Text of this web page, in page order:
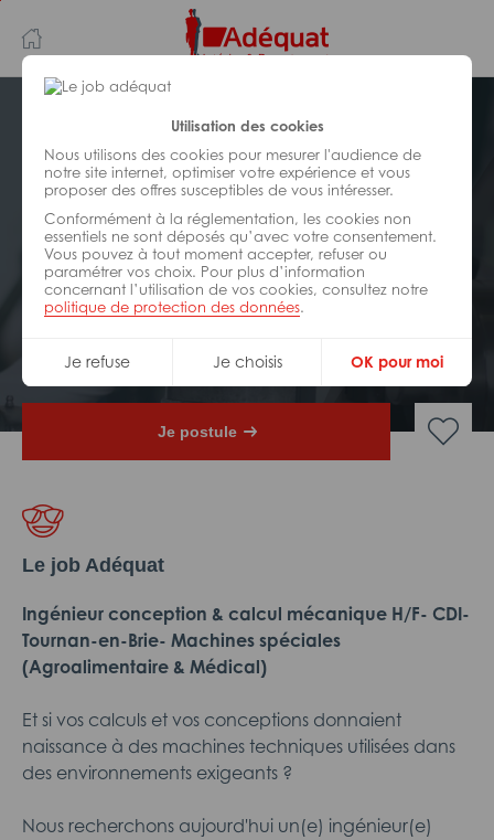
Utilisation des cookies
Nous utilisons des cookies pour mesurer l'audience de
notre site internet, optimiser votre expérience et vous
proposer des offres susceptibles de vous intéresser.
Conformément à la réglementation, les cookies non
essentiels ne sont déposés qu’avec votre consentement.
Vous pouvez à tout moment accepter, refuser ou
paramétrer vos choix. Pour plus d’information
concernant l’utilisation de vos cookies, consultez notre
politique de protection des données.
Je refuse Je choisis OK pour moi
au
contenu
principal
navigation
INDUSTRIE/FABRICATION/
TRANSFORMATION
Réf : ZA4-322718
Ingénieur conception mécanique
H/F
Je postule
Le job Adéquat
Ingénieur conception & calcul mécanique H/F- CDI-
Tournan-en-Brie- Machines spéciales
(Agroalimentaire & Médical)
Et si vos calculs et vos conceptions donnaient
naissance à des machines techniques utilisées dans
des environnements exigeants ?
Nous recherchons aujourd'hui un(e) ingénieur(e)